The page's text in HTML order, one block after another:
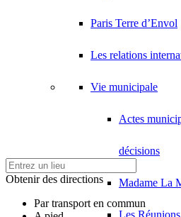
Paris Terre d’Envol
Les relations
Vie municipale
Actes
décisions
Madame La
Les
Obtenir des directions
Par transport en commun